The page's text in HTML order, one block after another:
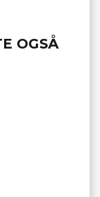
OGSÅ